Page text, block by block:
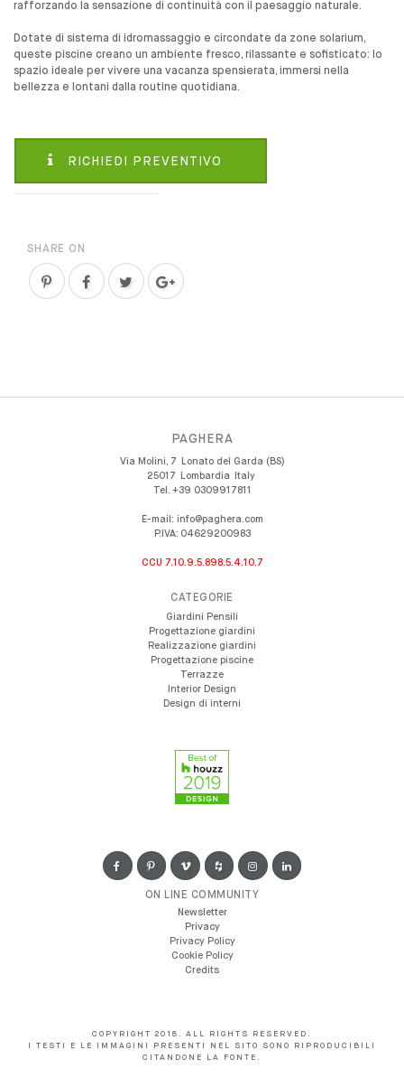
rafforzando la sensazione di continuità con il paesaggio naturale.
Dotate di sistema di idromassaggio e circondate da zone solarium,
queste piscine creano un ambiente fresco, rilassante e sofisticato: lo
spazio ideale per vivere una vacanza spensierata, immersi nella
bellezza e lontani dalla routine quotidiana.
RICHIEDI PREVENTIVO
SHARE ON
PAGHERA
Via Molini, 7
Lonato del Garda (BS)
25017
Lombardia
Italy
Tel. +39 0309917811
E-mail: info@paghera.com
P.IVA: 04629200983
CCU 7.10.9.5.898.5.4.10.7
CATEGORIE
Giardini Pensili
Progettazione giardini
Realizzazione giardini
Progettazione piscine
Terrazze
Interior Design
Design di interni
ON LINE COMMUNITY
Newsletter
Privacy
Privacy Policy
Cookie Policy
Credits
COPYRIGHT 2018. ALL RIGHTS RESERVED.
I TESTI E LE IMMAGINI PRESENTI NEL SITO SONO RIPRODUCIBILI
CITANDONE LA FONTE.